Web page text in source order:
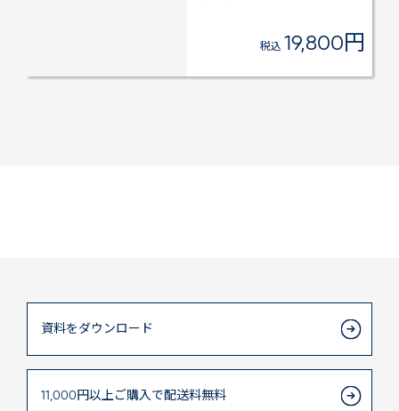
税込 19,800円
資料をダウンロード
11,000円以上ご購入で 配送料無料